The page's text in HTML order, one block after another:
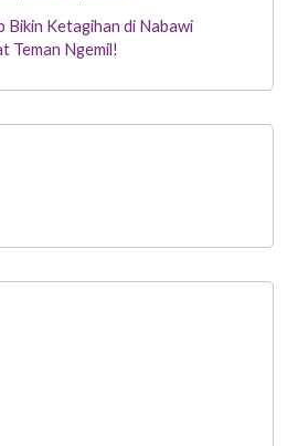
Bikin Ketagihan di Nabawi
Teman Ngemil!